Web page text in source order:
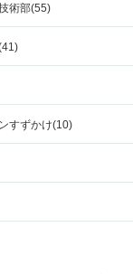
術部(55)
すずかけ(10)